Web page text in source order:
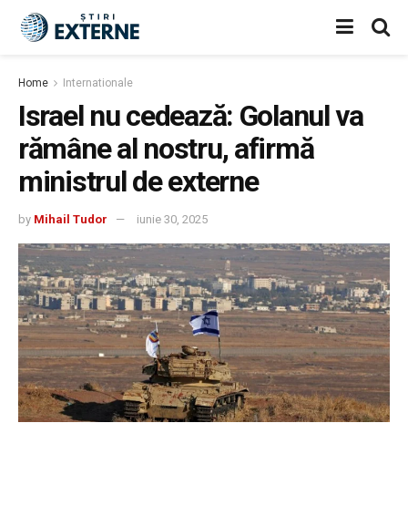
Home Internationale
Israel nu cedează: Golanul va
rămâne al nostru, afirmă
ministrul de externe
by Mihail Tudor iunie 30, 2025